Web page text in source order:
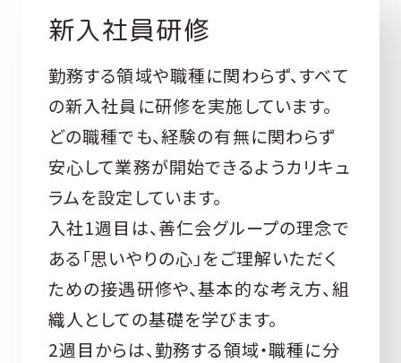
新入社員研修
勤務する領域や職種に関わらず、すべて
の新入社員に研修を実施しています。
どの職種でも、経験の有無に関わらず
安心して業務が開始できるようカリキュ
ラムを設定しています。
入社1週目は、善仁会グループの理念で
ある「思いやりの心」をご理解いただく
ための接遇研修や、基本的な考え方、組
織人としての基礎を学びます。
2週目からは、勤務する領域・職種に分